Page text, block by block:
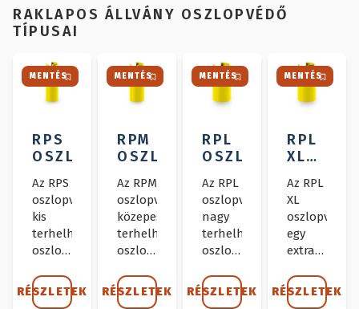
RAKLAPOS ÁLLVÁNY OSZLOPVÉDŐ
TÍPUSAI
MENTÉS
RPS
OSZLOPVÉDŐ
Az RPS
oszlopvédő
kis
terhelhetőségű
oszlopokra
védelem.
RÉSZLETEK
MENTÉS
RPM
OSZLOPVÉDŐ
Az RPM
oszlopvédő
közepes
terhelhetőségű
oszlopokra
védelem.
RÉSZLETEK
MENTÉS
RPL
OSZLOPVÉDŐ
Az RPL
oszlopvédő
nagy
terhelhetőségű
oszlopokra
tervezve.
RÉSZLETEK
MENTÉS
RPL
XL
Az RPL
XL
oszlopvédő
egy
extra
oszlopokra
RÉSZLETEK